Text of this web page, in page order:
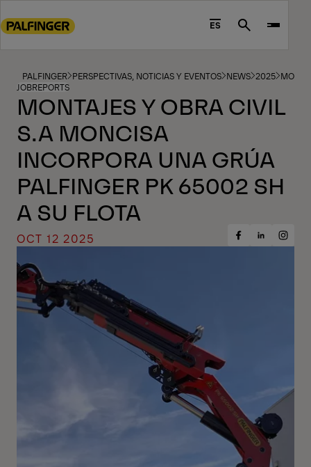
to
footer
content
ES Search
PALFINGER PERSPECTIVAS, NOTICIAS Y EVENTOS NEWS 2025
JOBREPORTS
MONTAJES Y OBRA CIVIL
S.A MONCISA
INCORPORA UNA GRÚA
PALFINGER PK 65002 SH
A SU FLOTA
OCT 12 2025
ShareShareShare